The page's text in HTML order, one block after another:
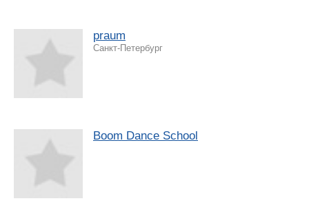
praum
Санкт-Петербург
Boom Dance School